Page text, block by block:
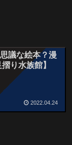
議な絵本？漫
り水族館】
2022.04.24